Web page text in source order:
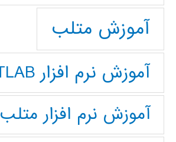
آموزش متلب
آموزش نرم افزار MATLAB
آموزش نرم افزار متلب